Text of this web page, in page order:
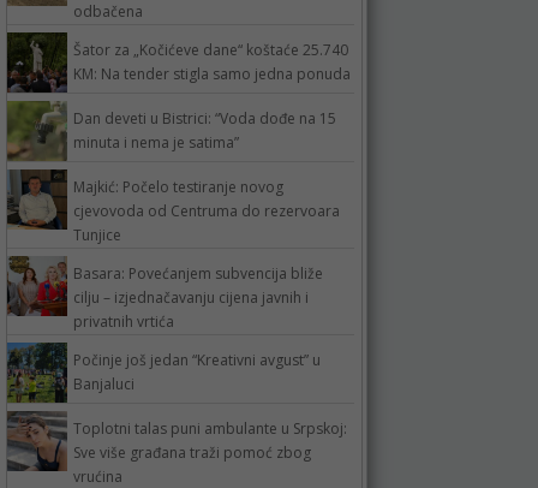
odbačena
Šator za „Kočićeve dane“ koštaće 25.740
KM: Na tender stigla samo jedna ponuda
Dan deveti u Bistrici: “Voda dođe na 15
minuta i nema je satima”
Majkić: Počelo testiranje novog
cjevovoda od Centruma do rezervoara
Tunjice
Basara: Povećanjem subvencija bliže
cilju – izjednačavanju cijena javnih i
privatnih vrtića
Počinje još jedan “Kreativni avgust” u
Banjaluci
Toplotni talas puni ambulante u Srpskoj:
Sve više građana traži pomoć zbog
vrućina